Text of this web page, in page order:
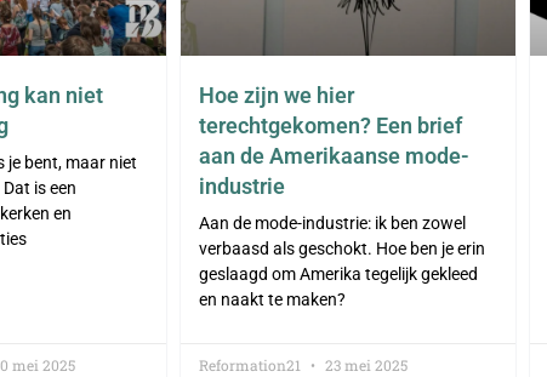
kan niet
je bent, maar niet
is een
en
mei 2025
Hoe zijn we hier
terechtgekomen? Een brief
aan de Amerikaanse mode-
industrie
Aan de mode-industrie: ik ben zowel
verbaasd als geschokt. Hoe ben je erin
geslaagd om Amerika tegelijk gekleed
en naakt te maken?
Reformation21 23 mei 2025